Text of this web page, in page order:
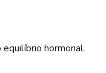
hormonal.